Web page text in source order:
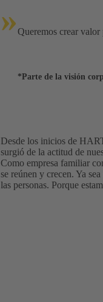
»Queremos crear valor
*Parte de la visión
Desde los inicios de
surgió de la actitud de
Como empresa familiar
se reúnen y crecen. Ya
las personas. Porque